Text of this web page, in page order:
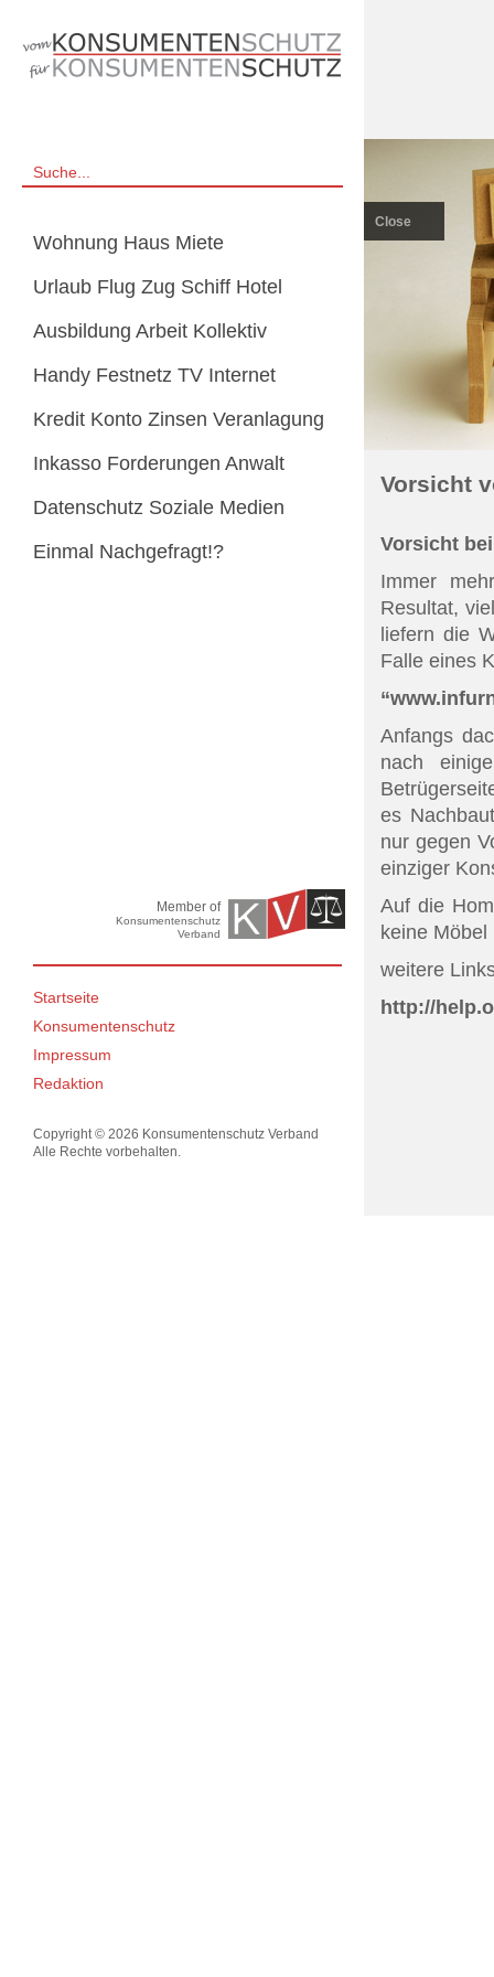
Wohnung Haus Miete
Urlaub Flug Zug Schiff Hotel
Ausbildung Arbeit Kollektiv
Handy Festnetz TV Internet
Kredit Konto Zinsen Veranlagung
Inkasso Forderungen Anwalt
Datenschutz Soziale Medien
Einmal Nachgefragt!?
Member of
Konsumentenschutz
Verband
Startseite
Konsumentenschutz
Impressum
Redaktion
Copyright © 2026 Konsumentenschutz Verband
Alle Rechte vorbehalten.
Close
Vorsicht
Vorsicht
Immer
Resultat,
liefern die
Falle eines
Anfangs
nach
es
nur gegen
einziger
Auf die
keine
weitere
http://